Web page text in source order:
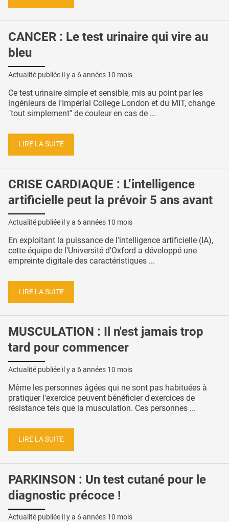
CANCER : Le test urinaire qui vire au
bleu
Actualité publiée il y a 6 années 10 mois
Ce test urinaire simple et sensible, mis au point par les
ingénieurs de l'Impérial College London et du MIT, change
"tout simplement" de couleur en cas de ...
LIRE LA SUITE
CRISE CARDIAQUE : L’intelligence
artificielle peut la prévoir 5 ans avant
Actualité publiée il y a 6 années 10 mois
En exploitant la puissance de l'intelligence artificielle (IA),
cette équipe de l'Université d'Oxford a développé une
empreinte digitale des caractéristiques ...
LIRE LA SUITE
MUSCULATION : Il n'est jamais trop
tard pour commencer
Actualité publiée il y a 6 années 10 mois
Même les personnes âgées qui ne sont pas habituées à
pratiquer l'exercice peuvent bénéficier d'exercices de
résistance tels que la musculation. Ces personnes ...
LIRE LA SUITE
PARKINSON : Un test cutané pour le
diagnostic précoce !
Actualité publiée il y a 6 années 10 mois